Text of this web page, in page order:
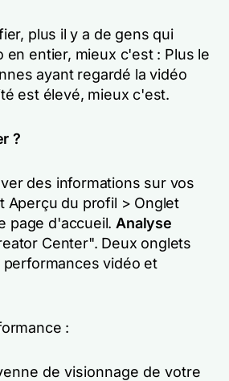
plus il y a de gens qui
en entier, mieux c'est : Plus le
ayant regardé la vidéo
est élevé, mieux c'est.
?
des informations sur vos
Aperçu du profil > Onglet
page d'accueil. Analyse
Center". Deux onglets
vidéo et
:
de visionnage de votre